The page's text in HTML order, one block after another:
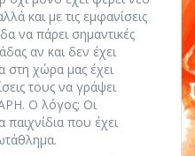
και με τις εμφανίσεις
να πάρει σημαντικές
αν και δεν έχει
στη χώρα μας έχει
τους να γράψει
Ο λόγος; Οι
παιχνίδια που έχει